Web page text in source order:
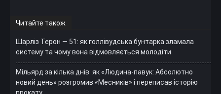
Читайте також
Шарліз Терон — 51: як голлівудська бунтарка зламала
систему та чому вона відмовляється молодіти
Мільярд за кілька днів: як «Людина-павук: Абсолютно
новий день» розгромив «Месників» і переписав історію